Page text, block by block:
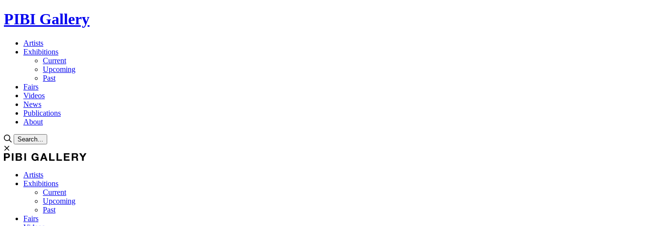
PIBI Gallery
Artists
Exhibitions
Current
Upcoming
Past
Fairs
Videos
News
Publications
About
Search...
Artists
Exhibitions
Current
Upcoming
Past
Fairs